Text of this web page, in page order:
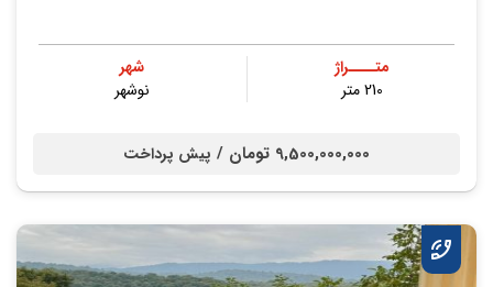
متــــراژ
210 متر
شهر
نوشهر
9,500,000,000 تومان / پیش پرداخت